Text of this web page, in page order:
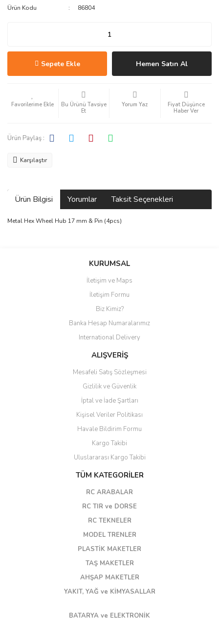
Ürün Kodu
86804
Sepete Ekle Hemen Satın Al
Bu Ürünü Tavsiye
Et
Yorum Yaz
Fiyat Düşünce
Haber Ver
Ürün Paylaş :
Karşılaştır
Ürün Bilgisi Yorumlar Taksit Seçenekleri
Metal Hex Wheel Hub 17 mm & Pin (4pcs)
Bu ürüne ilk yorumu siz yapın!
Yorum Yaz
KURUMSAL
İletişim ve Maps
İletişim Formu
Biz Kimiz?
Banka Hesap Numaralarımız
International Delivery
ALIŞVERİŞ
Mesafeli Satış Sözleşmesi
Gizlilik ve Güvenlik
İptal ve İade Şartları
Kişisel Veriler Politikası
Havale Bildirim Formu
Kargo Takibi
Uluslararası Kargo Takibi
TÜM KATEGORİLER
RC ARABALAR
RC TIR ve DORSE
RC TEKNELER
MODEL TRENLER
PLASTİK MAKETLER
TAŞ MAKETLER
AHŞAP MAKETLER
YAKIT, YAĞ ve KİMYASALLAR
BATARYA ve ELEKTRONİK